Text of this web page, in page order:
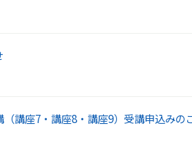
講座7・講座8・講座9）受講申込みの